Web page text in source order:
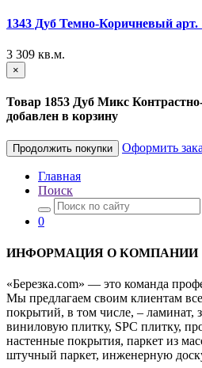
1343 Дуб Темно-Коричневый арт.
3 309 кв.м.
×
Товар 1853 Дуб Микс
добавлен в корзину
Продолжить покупки Оформить
Главная
Поиск
0
ИНФОРМАЦИЯ О КОМПАНИИ
«Березка.com» — это команда
Мы предлагаем своим клиентам
покрытий, в том числе, – ламинат,
виниловую плитку, SPC плитку,
настенные покрытия, паркет из
штучный паркет, инженерную